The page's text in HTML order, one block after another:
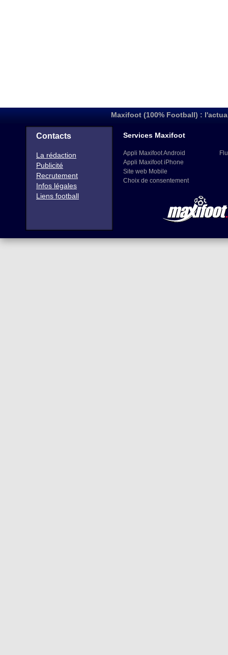
Maxifoot (100% Football) :
Contacts
La rédaction
Publicité
Recrutement
Infos légales
Liens football
Services Maxifoot
Appli Maxifoot Android
Appli Maxifoot iPhone
Site web Mobile
Choix de consentement